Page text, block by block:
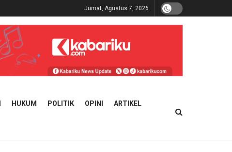
Jumat, Agustus 7, 2026
HUKUM POLITIK OPINI ARTIKEL